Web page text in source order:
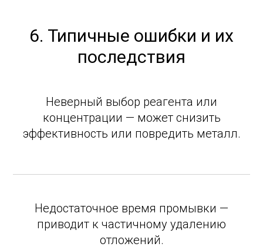
6. Типичные ошибки и их
последствия
Неверный выбор реагента или
концентрации — может снизить
эффективность или повредить металл.
Недостаточное время промывки —
приводит к частичному удалению
отложений.